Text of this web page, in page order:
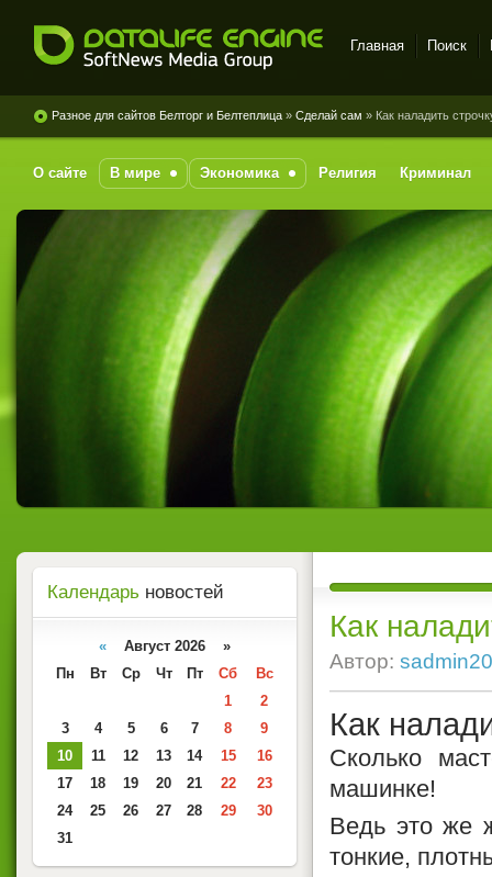
Media Group
Главная Поиск
Разное для сайтов Белторг и Белтеплица » Сделай сам » Как наладить
О сайте В мире Экономика Религия Криминал
Как
Автор:
Как
Сколько
машинке!
Ведь это же
тонкие,
Календарь новостей
« Август 2026 »
Пн
Вт Ср Чт Пт Сб
Вс
1
2
3
4 5 6 7 8
9
10
11 12 13 14 15
16
17
18 19 20 21 22
23
24
25 26 27 28 29
30
31